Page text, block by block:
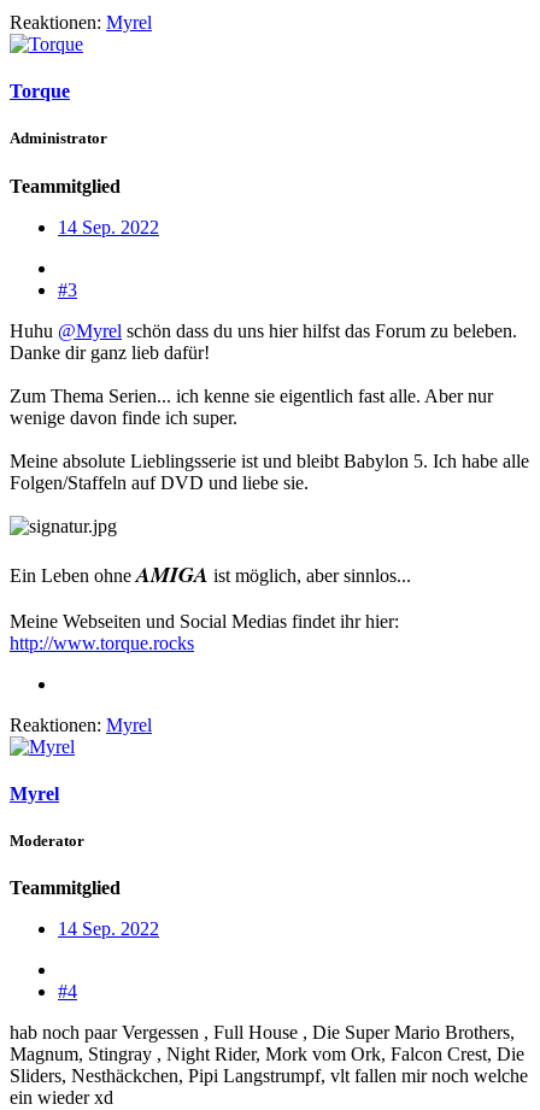
Reaktionen: Myrel
Torque
Administrator
Teammitglied
14 Sep. 2022
#3
Huhu @Myrel schön dass du uns hier hilfst das Forum zu beleben.
Danke dir ganz lieb dafür!
Zum Thema Serien... ich kenne sie eigentlich fast alle. Aber nur
wenige davon finde ich super.
Meine absolute Lieblingsserie ist und bleibt Babylon 5. Ich habe alle
Folgen/Staffeln auf DVD und liebe sie.
Ein Leben ohne AMIGA ist möglich, aber sinnlos...
Meine Webseiten und Social Medias findet ihr hier:
http://www.torque.rocks
Reaktionen: Myrel
Myrel
Moderator
Teammitglied
14 Sep. 2022
#4
hab noch paar Vergessen , Full House , Die Super Mario Brothers,
Magnum, Stingray , Night Rider, Mork vom Ork, Falcon Crest, Die
Sliders, Nesthäckchen, Pipi Langstrumpf, vlt fallen mir noch welche
ein wieder xd